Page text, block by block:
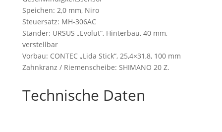
Speichen: 2,0 mm, Niro
Steuersatz: MH-306AC
Ständer: URSUS „Evolut“, Hinterbau, 40 mm,
verstellbar
Vorbau: CONTEC „Lida Stick“, 25,4×31,8, 100 mm
Zahnkranz / Riemenscheibe: SHIMANO 20 Z.
Technische Daten